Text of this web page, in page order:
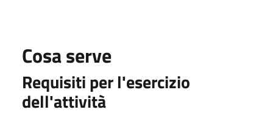
Cosa serve
Requisiti per l'esercizio
dell'attività